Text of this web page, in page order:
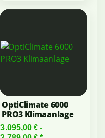
OptiClimate 6000
PRO3 Klimaanlage
3.095,00 € -